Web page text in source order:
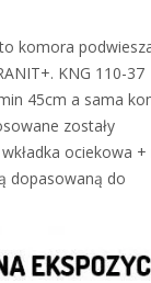
komora
KNG 110-37
45cm a sama
zostały
ociekowa +
dopasowaną do